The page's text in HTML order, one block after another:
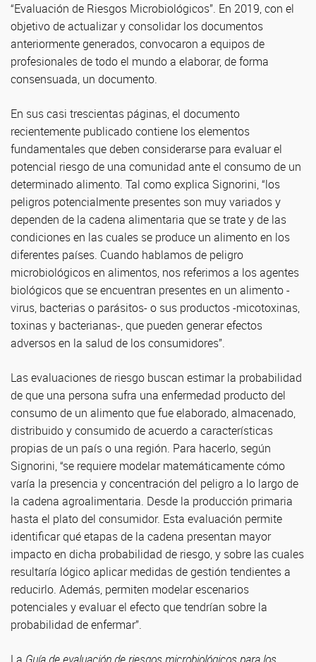
“Evaluación de Riesgos Microbiológicos”. En 2019, con el
objetivo de actualizar y consolidar los documentos
anteriormente generados, convocaron a equipos de
profesionales de todo el mundo a elaborar, de forma
consensuada, un documento.
En sus casi trescientas páginas, el documento
recientemente publicado contiene los elementos
fundamentales que deben considerarse para evaluar el
potencial riesgo de una comunidad ante el consumo de un
determinado alimento. Tal como explica Signorini, “los
peligros potencialmente presentes son muy variados y
dependen de la cadena alimentaria que se trate y de las
condiciones en las cuales se produce un alimento en los
diferentes países. Cuando hablamos de peligro
microbiológicos en alimentos, nos referimos a los agentes
biológicos que se encuentran presentes en un alimento -
virus, bacterias o parásitos- o sus productos -micotoxinas,
toxinas y bacterianas-, que pueden generar efectos
adversos en la salud de los consumidores”.
Las evaluaciones de riesgo buscan estimar la probabilidad
de que una persona sufra una enfermedad producto del
consumo de un alimento que fue elaborado, almacenado,
distribuido y consumido de acuerdo a características
propias de un país o una región. Para hacerlo, según
Signorini, “se requiere modelar matemáticamente cómo
varía la presencia y concentración del peligro a lo largo de
la cadena agroalimentaria. Desde la producción primaria
hasta el plato del consumidor. Esta evaluación permite
identificar qué etapas de la cadena presentan mayor
impacto en dicha probabilidad de riesgo, y sobre las cuales
resultaría lógico aplicar medidas de gestión tendientes a
reducirlo. Además, permiten modelar escenarios
potenciales y evaluar el efecto que tendrían sobre la
probabilidad de enfermar”.